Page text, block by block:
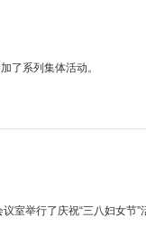
了系列集体活动。
室举行了庆祝“三八妇女节”